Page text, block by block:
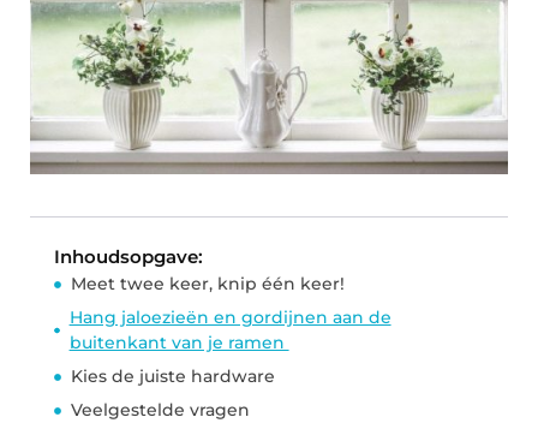
Inhoudsopgave:
Meet twee keer, knip één keer!
Hang jaloezieën en gordijnen aan de
buitenkant van je ramen
Kies de juiste hardware
Veelgestelde vragen